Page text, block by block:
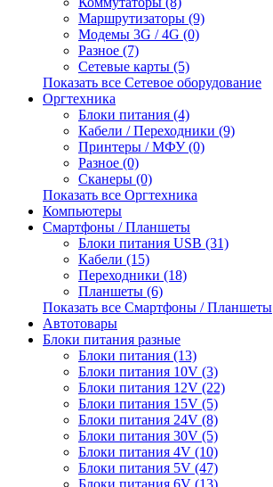
Маршрутизаторы (9)
Модемы 3G / 4G (0)
Разное (7)
Сетевые карты (5)
Показать все Сетевое оборудование
Оргтехника
Блоки питания (4)
Кабели / Переходники (9)
Принтеры / МФУ (0)
Разное (0)
Сканеры (0)
Показать все Оргтехника
Компьютеры
Смартфоны / Планшеты
Блоки питания USB (31)
Кабели (15)
Переходники (18)
Планшеты (6)
Показать все Смартфоны / Планшеты
Автотовары
Блоки питания разные
Блоки питания (13)
Блоки питания 10V (3)
Блоки питания 12V (22)
Блоки питания 15V (5)
Блоки питания 24V (8)
Блоки питания 30V (5)
Блоки питания 4V (10)
Блоки питания 5V (47)
Блоки питания 6V (13)